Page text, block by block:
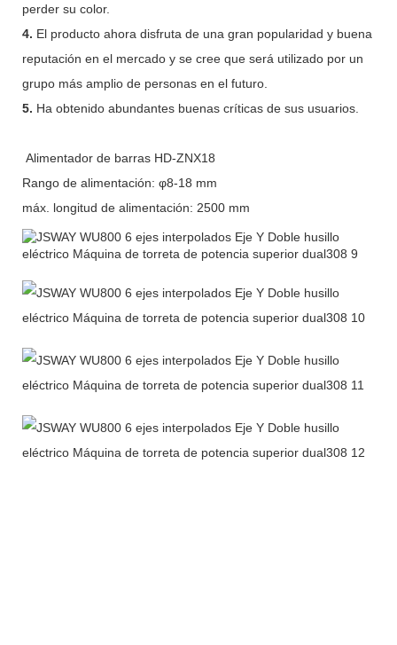
perder su color.
4. El producto ahora disfruta de una gran popularidad y buena
reputación en el mercado y se cree que será utilizado por un
grupo más amplio de personas en el futuro.
5. Ha obtenido abundantes buenas críticas de sus usuarios.
Alimentador de barras HD-ZNX18
Rango de alimentación: φ8-18 mm
máx. longitud de alimentación: 2500 mm